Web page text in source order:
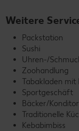
Weitere
Packstation
Sushi
Uhren-/
Zoohandlung
Tabakladen mit
Sportgeschäft
Bäcker/Konditor
Traditionelle
Kebabimbiss